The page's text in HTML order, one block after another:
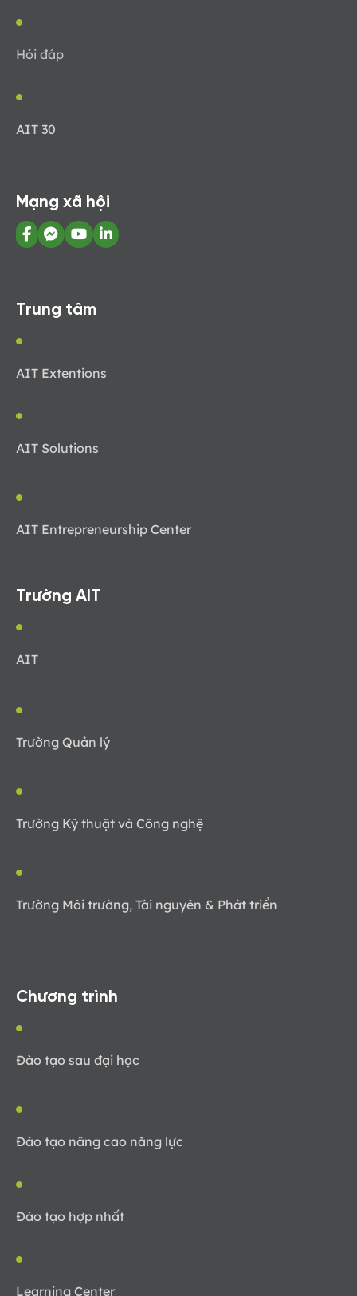
Hỏi đáp
AIT 30
Mạng xã hội
Trung tâm
AIT Extentions
AIT Solutions
AIT Entrepreneurship Center
Trường AIT
AIT
Trường Quản lý
Trường Kỹ thuật và Công nghệ
Trường Môi trường, Tài nguyên & Phát triển
Chương trình
Đào tạo sau đại học
Đào tạo nâng cao năng lực
Đào tạo hợp nhất
Learning Center